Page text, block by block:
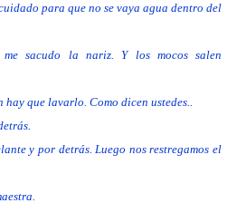
para que no se vaya agua dentro del
sacudo la nariz. Y los mocos salen
que lavarlo. Como dicen ustedes..
y por detrás. Luego nos restregamos el